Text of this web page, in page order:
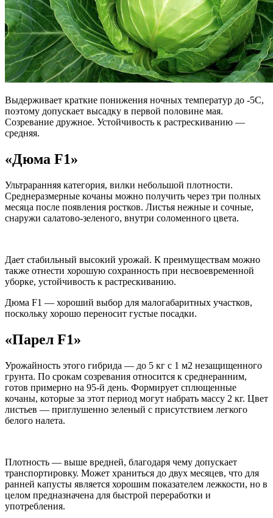
Выдерживает краткие понижения ночных температур до -5С,
поэтому допускает высадку в первой половине мая.
Созревание дружное. Устойчивость к растрескиванию —
средняя.
«Дюма F1»
Ультраранняя категория, вилки небольшой плотности.
Среднеразмерные кочаны можно получить через три полных
месяца после появления ростков. Листья нежные и сочные,
снаружи салатово-зеленого, внутри соломенного цвета.
Дает стабильный высокий урожай. К преимуществам можно
также отнести хорошую сохранность при несвоевременной
уборке, устойчивость к растрескиванию.
Дюма F1 — хороший выбор для малогабаритных участков,
поскольку хорошо переносит густые посадки.
«Парел F1»
Урожайность этого гибрида — до 5 кг с 1 м2 незащищенного
грунта. По срокам созревания относится к среднеранним,
готов примерно на 95-й день. Формирует сплющенные
кочаны, которые за этот период могут набрать массу 2 кг. Цвет
листьев — приглушенно зеленый с присутствием легкого
белого налета.
Плотность — выше вредней, благодаря чему допускает
транспортировку. Может храниться до двух месяцев, что для
ранней капусты является хорошим показателем лежкости, но в
целом предназначена для быстрой переработки и
употребления.